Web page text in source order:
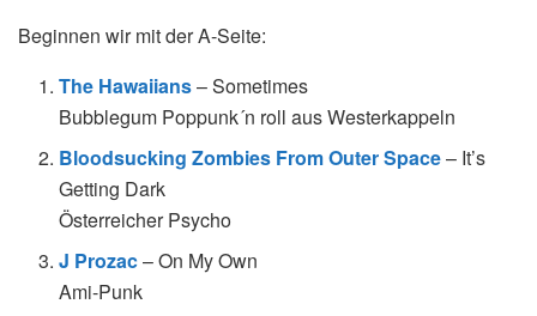
Beginnen wir mit der A-Seite:
The Hawaiians– Sometimes
Bubblegum Poppunk´n roll aus Westerkappeln
Bloodsucking Zombies From Outer Space– It’s
Getting Dark
Österreicher Psycho
J Prozac– On My Own
Ami-Punk